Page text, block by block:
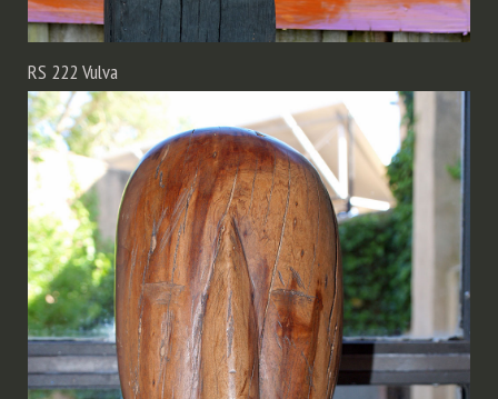
RS 222 Vulva